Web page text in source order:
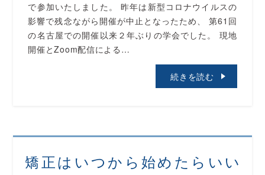
で参加いたしました。 昨年は新型コロナウイルスの
影響で残念ながら開催が中止となったため、 第61回
の名古屋での開催以来２年ぶりの学会でした。 現地
開催とZoom配信による…
続きを読む
矯正はいつから始めたらいい